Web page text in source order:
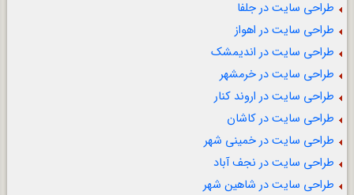
طراحی سایت در جلفا
طراحی سایت در اهواز
طراحی سایت در اندیمشک
طراحی سایت در خرمشهر
طراحی سایت در اروند کنار
طراحی سایت در کاشان
طراحی سایت در خمینی شهر
طراحی سایت در نجف آباد
طراحی سایت در شاهین شهر